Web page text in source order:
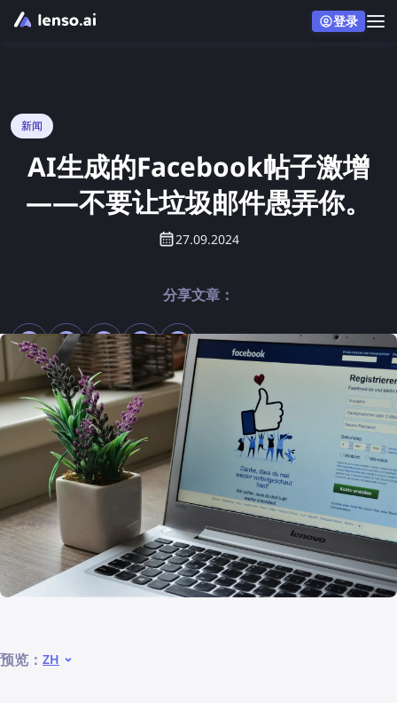
登录
新闻
AI生成的Facebook帖子激增
——不要让垃圾邮件愚弄你。
27.09.2024
分享文章：
预览： ZH